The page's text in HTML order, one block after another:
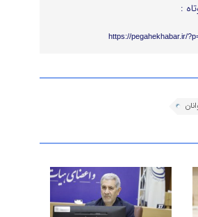
:
https://pegahekhabar.ir/